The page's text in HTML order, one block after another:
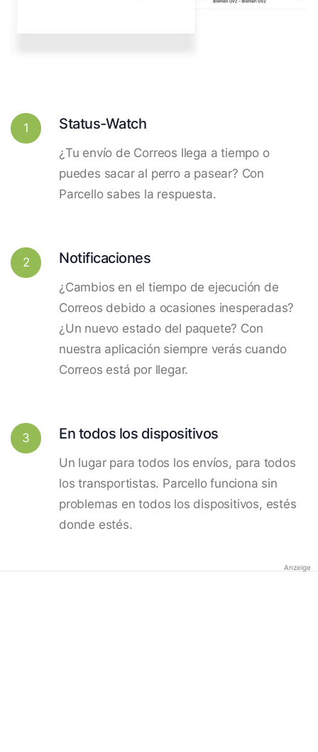
1 Status-Watch
¿Tu envío de Correos llega a tiempo o
puedes sacar al perro a pasear? Con
Parcello sabes la respuesta.
2 Notificaciones
¿Cambios en el tiempo de ejecución de
Correos debido a ocasiones inesperadas?
¿Un nuevo estado del paquete? Con
nuestra aplicación siempre verás cuando
Correos está por llegar.
3 En todos los dispositivos
Un lugar para todos los envíos, para todos
los transportistas. Parcello funciona sin
problemas en todos los dispositivos, estés
donde estés.
Anzeige